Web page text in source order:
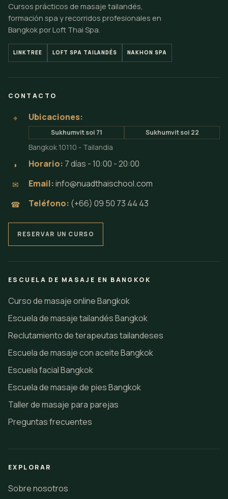
Cursos prácticos de masaje tailandés,
formación spa y recorridos profesionales en
Bangkok por Loft Thai Spa.
LINKTREE LOFT SPA TAILANDÉS NAKHON SPA
CONTACTO
⌖ Ubicaciones:
Sukhumvit soi 71 Sukhumvit soi 22
Bangkok 10110 - Tailandia
◗ Horario: 7 días - 10:00 - 20:00
✉ Email:info@nuadthaischool.com
☎ Teléfono: (+66) 09 50 73 44 43
RESERVAR UN CURSO
ESCUELA DE MASAJE EN BANGKOK
Curso de masaje online Bangkok
Escuela de masaje tailandés Bangkok
Reclutamiento de terapeutas tailandeses
Escuela de masaje con aceite Bangkok
Escuela facial Bangkok
Escuela de masaje de pies Bangkok
Taller de masaje para parejas
Preguntas frecuentes
EXPLORAR
Sobre nosotros